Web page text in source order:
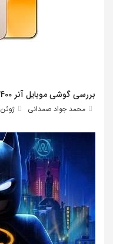
بررسی گوشی موبایل آنر 400
محمد جواد صمدانی ژوئن 17, 2026